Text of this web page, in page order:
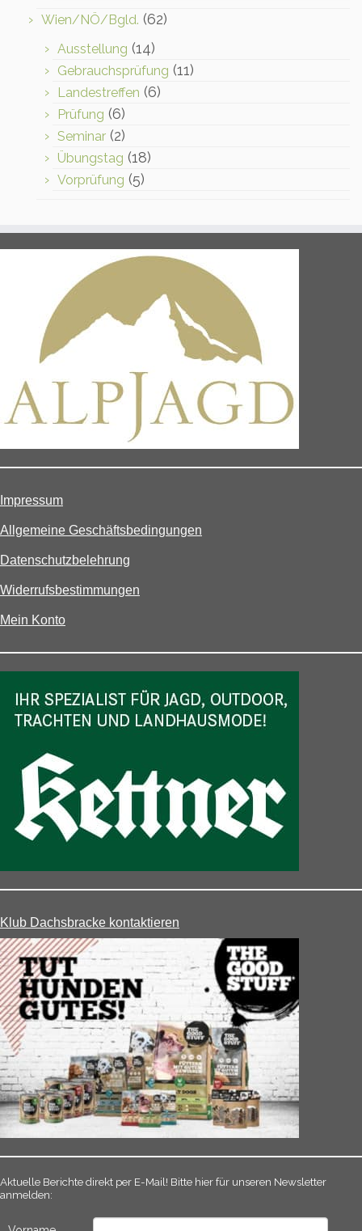
Wien/NÖ/Bgld. (62)
Ausstellung (14)
Gebrauchsprüfung (11)
Landestreffen (6)
Prüfung (6)
Seminar (2)
Übungstag (18)
Vorprüfung (5)
Impressum
Allgemeine Geschäftsbedingungen
Datenschutzbelehrung
Widerrufsbestimmungen
Mein Konto
Klub Dachsbracke kontaktieren
Aktuelle Berichte direkt per E-Mail! Bitte hier für unseren Newsletter
anmelden: